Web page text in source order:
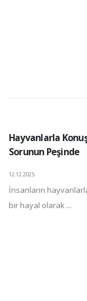
Hayvanlarla
Sorunun Peşinde
12.12.2025
İnsanların
bir hayal olarak ...